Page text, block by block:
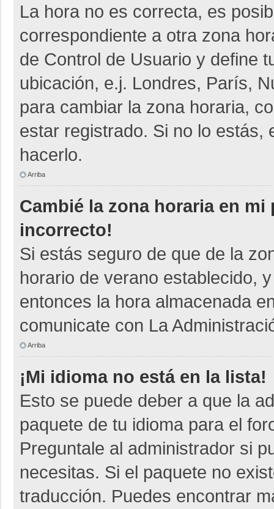
La hora no es correcta, es
correspondiente a otra zona
de Control de Usuario y define
ubicación, e.j. Londres, París,
para cambiar la zona horaria,
estar registrado. Si no lo estás,
hacerlo.
Arriba
Cambié la zona horaria en
incorrecto!
Si estás seguro de que de la
horario de verano establecido,
entonces la hora almacenada
comunicate con La
Arriba
¡Mi idioma no está en la lista!
Esto se puede deber a que la
paquete de tu idioma para el
Preguntale al administrador si
necesitas. Si el paquete no
traducción. Puedes encontrar